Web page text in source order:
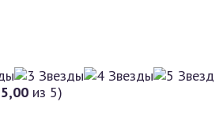
5,00 из 5)